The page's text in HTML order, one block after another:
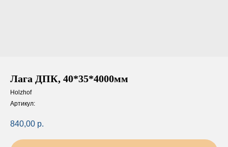
Лага ДПК, 40*35*4000мм
Holzhof
Артикул:
840,00 р.